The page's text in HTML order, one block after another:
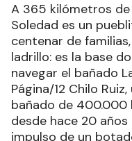
A 365 kilómetros
Soledad es un
centenar de
ladrillo: es la base
navegar el bañado
Página/12 Chilo
bañado de 400.000
desde hace 20
impulso de un